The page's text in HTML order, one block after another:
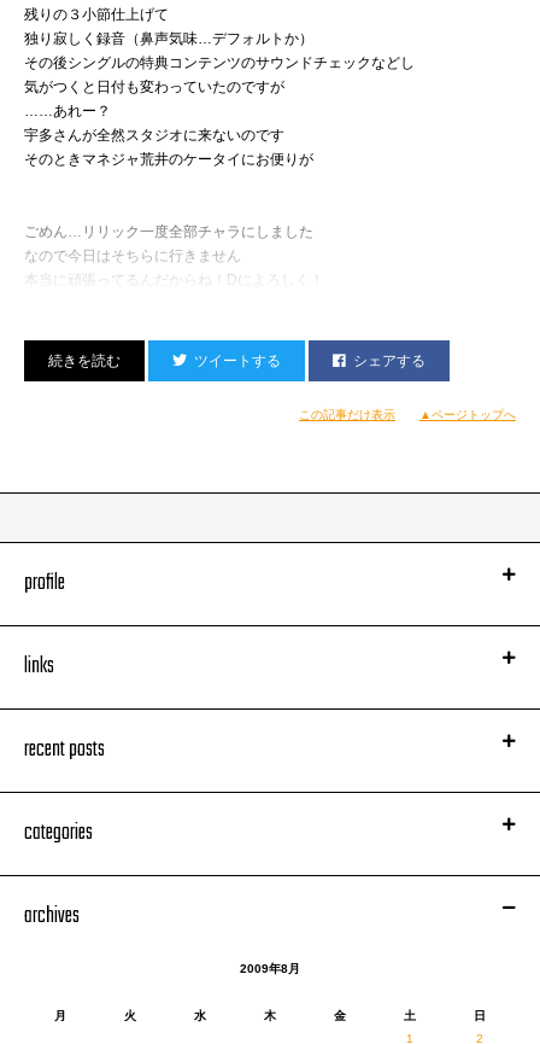
残りの３小節仕上げて
独り寂しく録音（鼻声気味…デフォルトか）
その後シングルの特典コンテンツのサウンドチェックなどし
気がつくと日付も変わっていたのですが
……あれー？
宇多さんが全然スタジオに来ないのです
そのときマネジャ荒井のケータイにお便りが
ごめん…リリック一度全部チャラにしました
なので今日はそちらに行きません
本当に頑張ってるんだからね！Dによろしく！
まー無理もないか
某ソシアルネットワーキングサーヴィスを覗いてみたらば
……オイ！
その人は一時間以内にログインしていました
レジェンドの現在進行形 Like this!!
ツイートする シェアする
この記事だけ表示 ▲ページトップへ
profile
links
recent posts
categories
archives
2009年8月
月 火 水 木 金 土
日
1
2